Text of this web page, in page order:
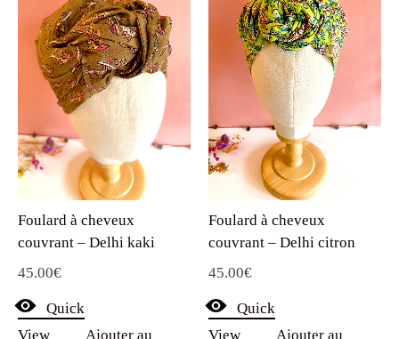
Foulard à cheveux
couvrant – Delhi kaki
45.00€
Quick
View
panier
Foulard à cheveux
couvrant – Delhi citron
45.00€
Quick
View
panier